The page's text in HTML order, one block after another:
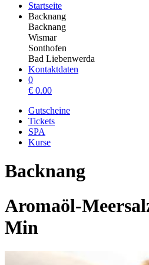
Startseite
Backnang
Backnang
Wismar
Sonthofen
Bad Liebenwerda
Kontaktdaten
0
€ 0.00
Gutscheine
Tickets
SPA
Kurse
Backnang
Aromaöl-
Min